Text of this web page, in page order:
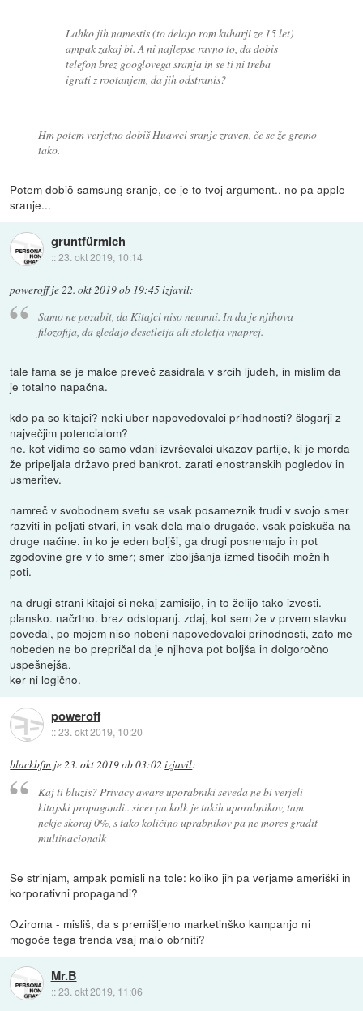
Lahko jih namestis (to delajo rom kuharji ze 15 let)
ampak zakaj bi. A ni najlepse ravno to, da dobis
telefon brez googlovega sranja in se ti ni treba
igrati z rootanjem, da jih odstranis?
Hm potem verjetno dobiš Huawei sranje zraven, če se že gremo
tako.
Potem dobiö samsung sranje, ce je to tvoj argument.. no pa apple
sranje...
gruntfürmich
::23. okt 2019, 10:14
poweroffje 22. okt 2019 ob 19:45izjavil:
Samo ne pozabit, da Kitajci niso neumni. In da je njihova
filozofija, da gledajo desetletja ali stoletja vnaprej.
tale fama se je malce preveč zasidrala v srcih ljudeh, in mislim da
je totalno napačna.
kdo pa so kitajci? neki uber napovedovalci prihodnosti? šlogarji z
največjim potencialom?
ne. kot vidimo so samo vdani izvrševalci ukazov partije, ki je morda
že pripeljala državo pred bankrot. zarati enostranskih pogledov in
usmeritev.
namreč v svobodnem svetu se vsak posameznik trudi v svojo smer
razviti in peljati stvari, in vsak dela malo drugače, vsak poiskuša na
druge načine. in ko je eden boljši, ga drugi posnemajo in pot
zgodovine gre v to smer; smer izboljšanja izmed tisočih možnih
poti.
na drugi strani kitajci si nekaj zamisijo, in to želijo tako izvesti.
plansko. načrtno. brez odstopanj. zdaj, kot sem že v prvem stavku
povedal, po mojem niso nobeni napovedovalci prihodnosti, zato me
nobeden ne bo prepričal da je njihova pot boljša in dolgoročno
uspešnejša.
ker ni logično.
poweroff
::23. okt 2019, 10:20
blackbfm je23. okt 2019 ob 03:02 izjavil:
Kaj ti bluzis? Privacy aware uporabniki seveda ne bi verjeli
kitajski propagandi.. sicer pa kolk je takih uporabnikov, tam
nekje skoraj 0%, s tako količino uprabnikov pa ne mores gradit
multinacionalk
Se strinjam, ampak pomisli na tole: koliko jih pa verjame ameriški in
korporativni propagandi?
Oziroma - misliš, da s premišljeno marketinško kampanjo ni
mogoče tega trenda vsaj malo obrniti?
Mr.B
::23. okt 2019, 11:06